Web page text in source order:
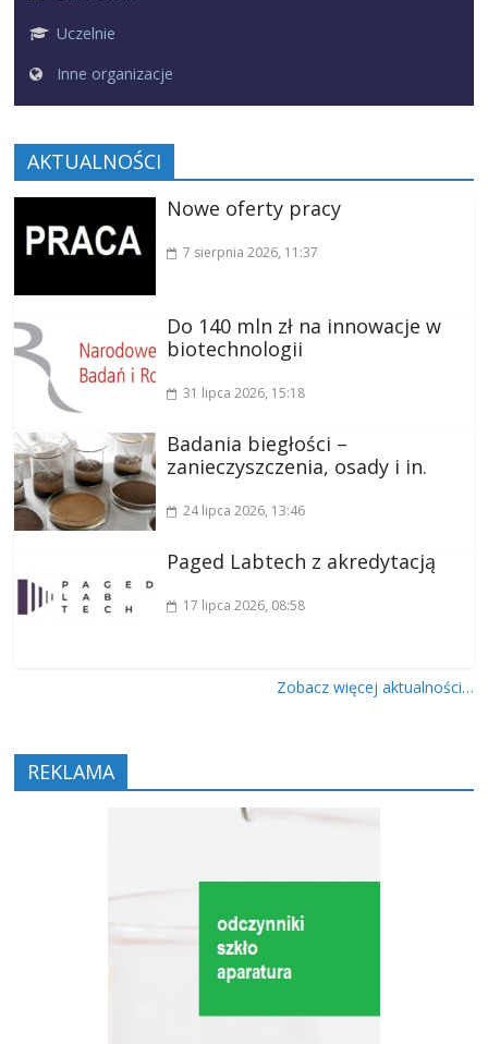
Uczelnie
Inne organizacje
AKTUALNOŚCI
Nowe oferty pracy
7 sierpnia 2026, 11:37
Do 140 mln zł na innowacje w
biotechnologii
31 lipca 2026, 15:18
Badania biegłości –
zanieczyszczenia, osady i in.
24 lipca 2026, 13:46
Paged Labtech z akredytacją
17 lipca 2026, 08:58
Zobacz więcej aktualności…
REKLAMA